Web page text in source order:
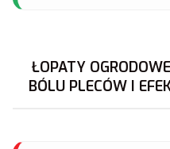
ŁOPATY
BÓLU PLECÓW I